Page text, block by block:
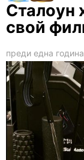
Сталоун
свой
преди една година